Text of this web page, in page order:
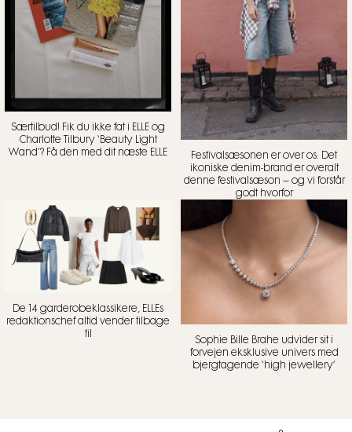
Særtilbud! Fik du ikke fat i ELLE og
Charlotte Tilbury ‘Beauty Light
Wand’? Få den med dit næste ELLE
Festivalsæsonen er over os: Det
ikoniske denim-brand er overalt
denne festivalsæson – og vi forstår
godt hvorfor
De 14 garderobeklassikere, ELLEs
redaktionschef altid vender tilbage
til
Sophie Bille Brahe udvider sit i
forvejen eksklusive univers med
bjergtagende ‘high jewellery’